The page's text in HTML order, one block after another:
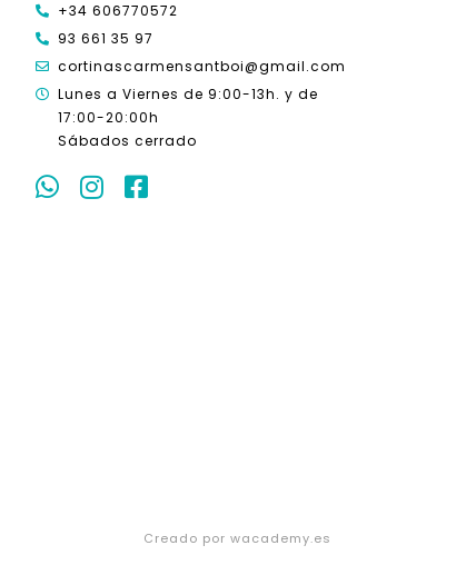
+34 606770572
93 661 35 97
cortinascarmensantboi@gmail.com
Lunes a Viernes de 9:00-13h. y de
17:00-20:00h
Sábados cerrado
Creado por wacademy.es